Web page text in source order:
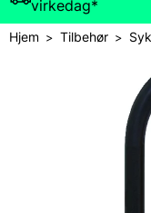
virkedag*
Hjem>Tilbehør>